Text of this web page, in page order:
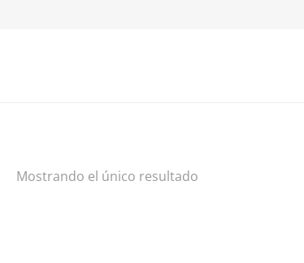
Mostrando el único resultado